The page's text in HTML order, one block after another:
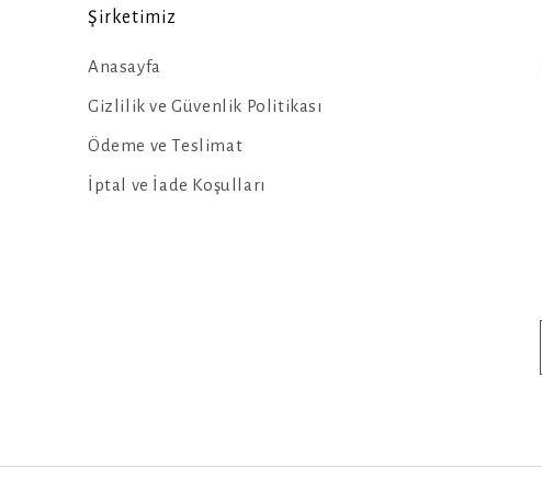
Şirketimiz
Anasayfa
Gizlilik ve Güvenlik Politikası
Ödeme ve Teslimat
İptal ve İade Koşulları